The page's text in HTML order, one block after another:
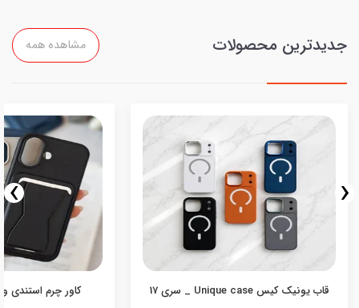
جدیدترین محصولات مشاهده همه
قاب یونیک کیس Unique case _ سری 17 کاور چرم استندی
‹
›